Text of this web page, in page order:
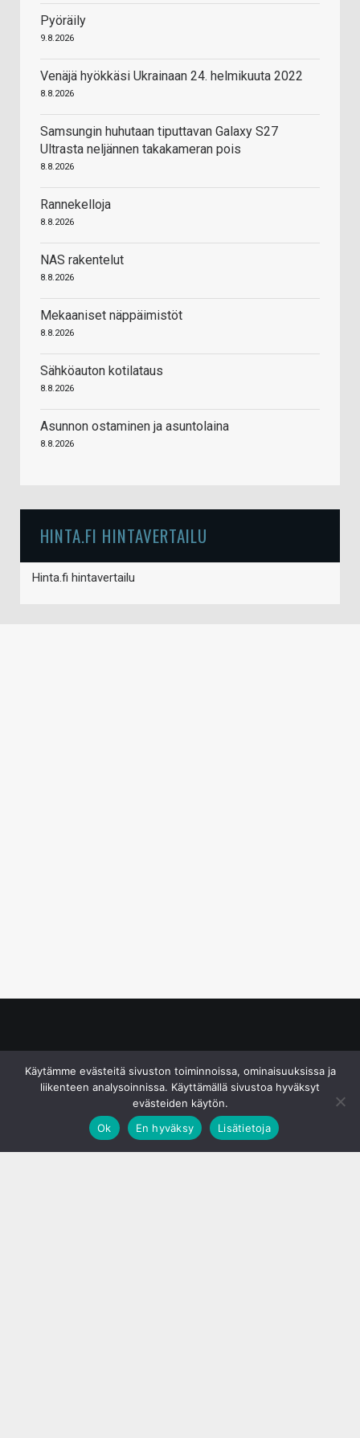
Pyöräily
9.8.2026
Venäjä hyökkäsi Ukrainaan 24. helmikuuta 2022
8.8.2026
Samsungin huhutaan tiputtavan Galaxy S27
Ultrasta neljännen takakameran pois
8.8.2026
Rannekelloja
8.8.2026
NAS rakentelut
8.8.2026
Mekaaniset näppäimistöt
8.8.2026
Sähköauton kotilataus
8.8.2026
Asunnon ostaminen ja asuntolaina
8.8.2026
HINTA.FI HINTAVERTAILU
Hinta.fi hintavertailu
Käytämme evästeitä sivuston toiminnoissa, ominaisuuksissa ja
liikenteen analysoinnissa. Käyttämällä sivustoa hyväksyt
evästeiden käytön.
Ok
En hyväksy Lisätietoja